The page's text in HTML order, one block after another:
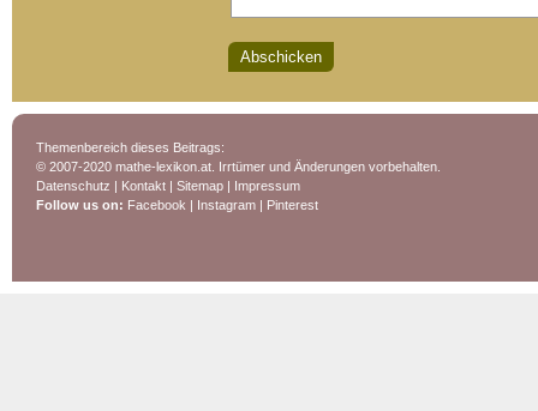
Themenbereich dieses Beitrags:
© 2007-2020 mathe-lexikon.at. Irrtümer und Änderungen vorbehalten.
Datenschutz | Kontakt | Sitemap | Impressum
Follow us on: Facebook | Instagram | Pinterest